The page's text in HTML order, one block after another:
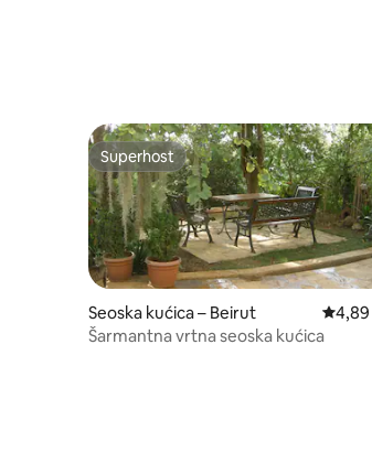
Superhost
Superhost
Seoska kućica – Beirut
4,89
Šarmantna vrtna seoska kućica